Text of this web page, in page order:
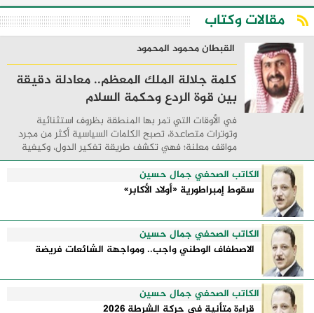
مقالات وكتاب
القبطان محمود المحمود
كلمة جلالة الملك المعظم.. معادلة دقيقة
بين قوة الردع وحكمة السلام
في الأوقات التي تمر بها المنطقة بظروف استثنائية
وتوترات متصاعدة، تصبح الكلمات السياسية أكثر من مجرد
مواقف معلنة؛ فهي تكشف طريقة تفكير الدول، وكيفية
إدارتها للأزمات، والحدود التي تفصل بين القوة ...
الكاتب الصحفي جمال حسين
سقوط إمبراطورية «أولاد الأكابر»
الكاتب الصحفي جمال حسين
الاصطفاف الوطني واجب.. ومواجهة الشائعات فريضة
الكاتب الصحفي جمال حسين
قراءة متأنية في حركة الشرطة 2026